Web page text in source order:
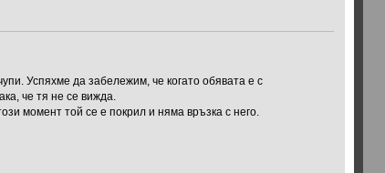
Успяхме да забележим, че когато обявата е с
че тя не се вижда.
момент той се е покрил и няма връзка с него.